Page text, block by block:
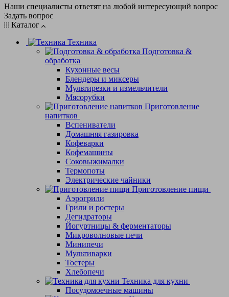
Наши специалисты ответят на любой интересующий вопрос
Задать вопрос
Каталог
Техника
Подготовка &
обработка
Кухонные весы
Блендеры и миксеры
Мультирезки и измельчители
Мясорубки
Приготовление
напитков
Вспениватели
Домашняя газировка
Кофеварки
Кофемашины
Соковыжималки
Термопоты
Электрические чайники
Приготовление пищи
Аэрогрили
Грили и ростеры
Дегидраторы
Йогуртницы & ферментаторы
Микроволновые печи
Минипечи
Мультиварки
Тостеры
Хлебопечи
Техника для кухни
Посудомоечные машины